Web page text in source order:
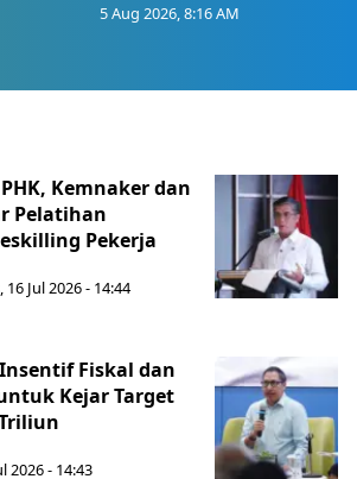
5 Aug 2026, 8:16 AM
Kemnaker dan
Pelatihan
Pekerja
16 Jul 2026 - 14:44
Fiskal dan
Kejar Target
2026 - 14:43